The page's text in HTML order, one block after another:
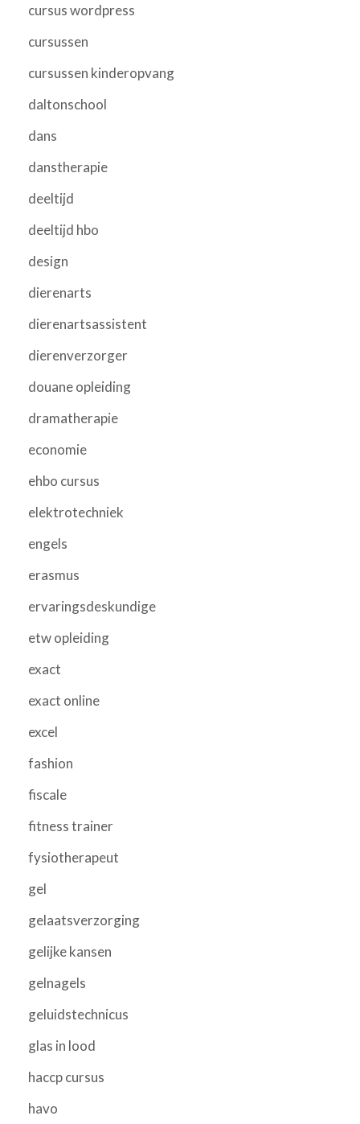
cursus wordpress
cursussen
cursussen kinderopvang
daltonschool
dans
danstherapie
deeltijd
deeltijd hbo
design
dierenarts
dierenartsassistent
dierenverzorger
douane opleiding
dramatherapie
economie
ehbo cursus
elektrotechniek
engels
erasmus
ervaringsdeskundige
etw opleiding
exact
exact online
excel
fashion
fiscale
fitness trainer
fysiotherapeut
gel
gelaatsverzorging
gelijke kansen
gelnagels
geluidstechnicus
glas in lood
haccp cursus
havo